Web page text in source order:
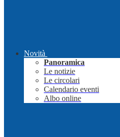
Novità
Panoramica
Le notizie
Le circolari
Calendario eventi
Albo online